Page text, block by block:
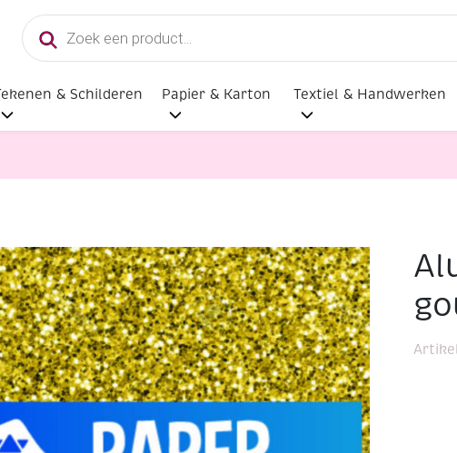
Producten
zoeken
& Schilderen Papier & Karton Textiel & Handwerken
Schminken en Veren Alu crepepapier 50x150cm goud